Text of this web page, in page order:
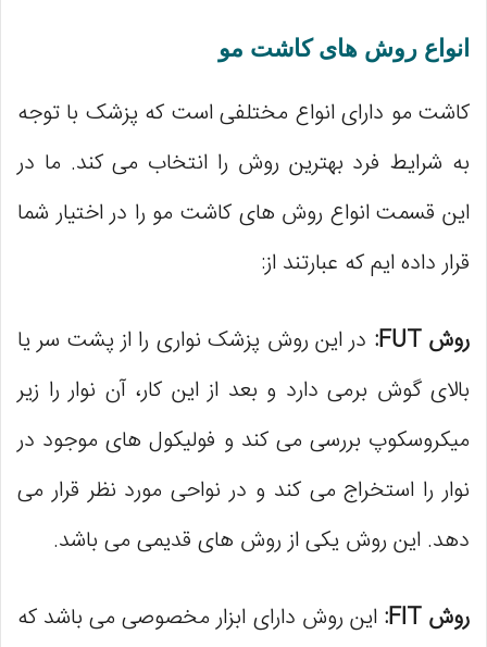
انواع روش‌ های کاشت مو
کاشت مو دارای انواع مختلفی است که پزشک با توجه
به شرایط فرد بهترین روش را انتخاب می کند. ما در
این قسمت انواع روش‌ های کاشت مو را در اختیار شما
قرار داده‌ ایم که عبارتند از:
روشFUT
: در این روش پزشک نواری را از پشت سر یا
بالای گوش برمی ‌دارد و بعد از این کار، آن نوار را زیر
میکروسکوپ بررسی می ‌کند و فولیکول‌ های موجود در
نوار را استخراج می ‌کند و در نواحی مورد نظر قرار می‌
دهد. این روش یکی از روش‌ های قدیمی می‌ باشد.
روشFIT
: این روش دارای ابزار مخصوصی می ‌باشد که